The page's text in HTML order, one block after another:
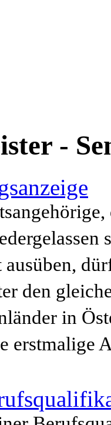
-
den
in
erstmalige